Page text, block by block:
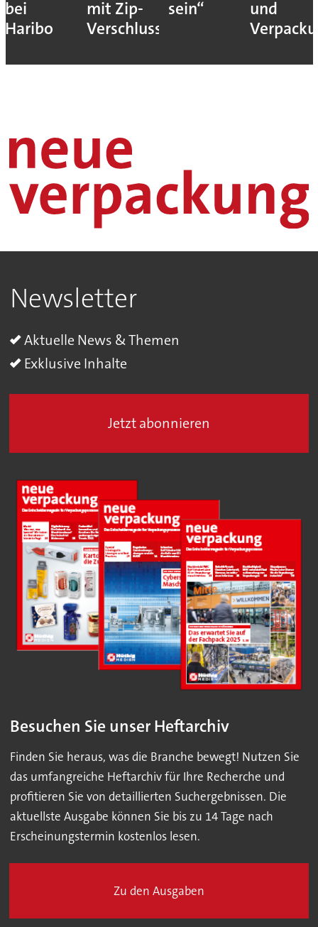
bei
Haribo
mit Zip-
Verschluss
sein“
und
Newsletter
Aktuelle News & Themen
Exklusive Inhalte
Jetzt abonnieren
Besuchen Sie unser Heftarchiv
Finden Sie heraus, was die Branche bewegt! Nutzen Sie
das umfangreiche Heftarchiv für Ihre Recherche und
profitieren Sie von detaillierten Suchergebnissen. Die
aktuellste Ausgabe können Sie bis zu 14 Tage nach
Erscheinungstermin kostenlos lesen.
Zu den Ausgaben